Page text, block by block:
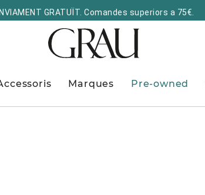
GRATUÏT. Comandes superiors a 75€.
Marques Pre-owned